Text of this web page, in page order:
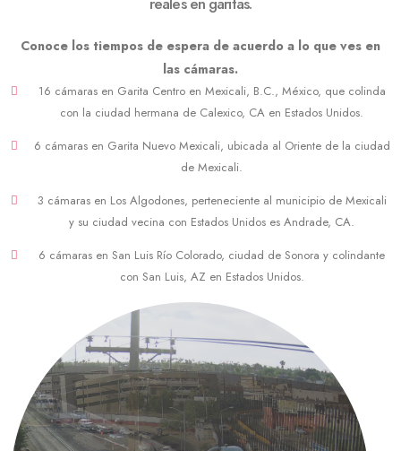
Conoce los tiempos de espera de acuerdo a lo que ves en
las cámaras.
16 cámaras en Garita Centro en Mexicali, B.C., México, que colinda
con la ciudad hermana de Calexico, CA en Estados Unidos.
6 cámaras en Garita Nuevo Mexicali, ubicada al Oriente de la ciudad
de Mexicali.
3 cámaras en Los Algodones, perteneciente al municipio de Mexicali
y su ciudad vecina con Estados Unidos es Andrade, CA.
6 cámaras en San Luis Río Colorado, ciudad de Sonora y colindante
con San Luis, AZ en Estados Unidos.